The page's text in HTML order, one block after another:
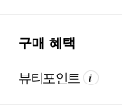
구매 혜택
뷰티포인트